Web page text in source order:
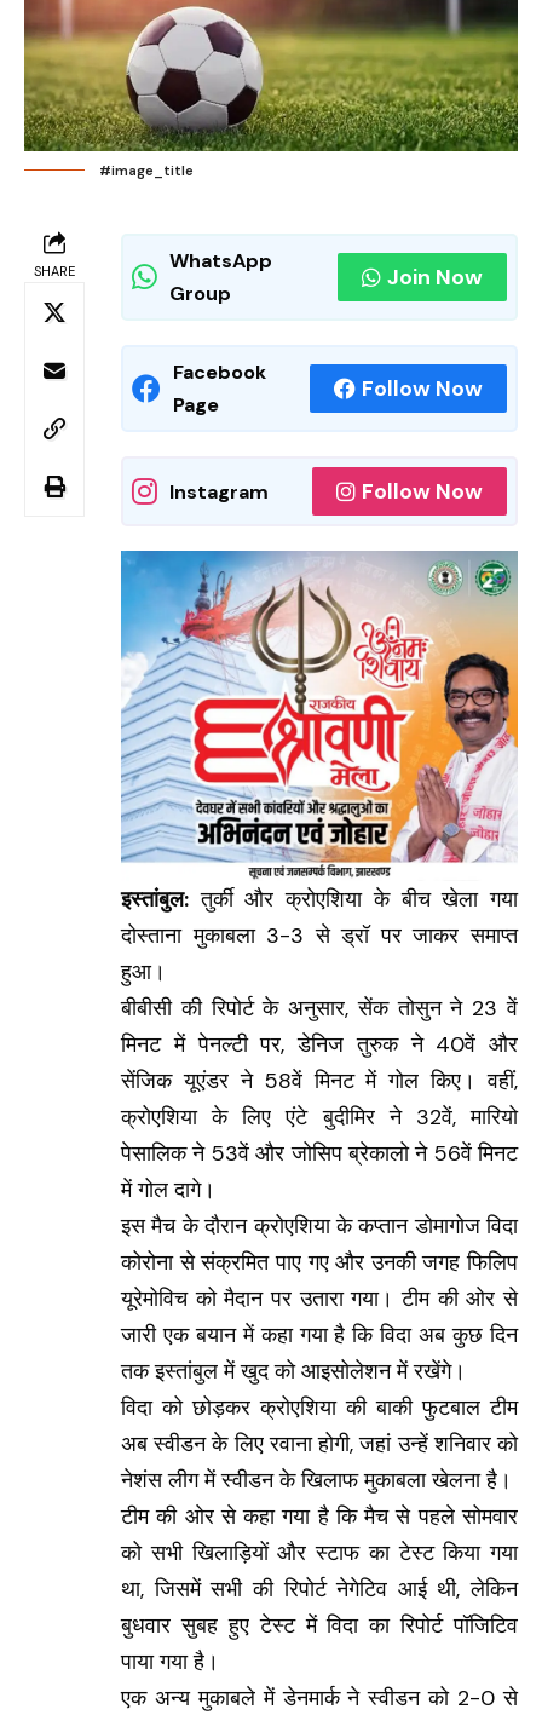
#image_title
SHARE
WhatsApp
Group
Join Now
Facebook
Page
Follow Now
Instagram Follow Now
इस्तांबुल: तुर्की और क्रोएशिया के बीच खेला गया
दोस्ताना मुकाबला 3-3 से ड्रॉ पर जाकर समाप्त
हुआ।
बीबीसी की रिपोर्ट के अनुसार, सेंक तोसुन ने 23 वें
मिनट में पेनल्टी पर, डेनिज तुरुक ने 40वें और
सेंजिक यूएंडर ने 58वें मिनट में गोल किए। वहीं,
क्रोएशिया के लिए एंटे बुदीमिर ने 32वें, मारियो
पेसालिक ने 53वें और जोसिप ब्रेकालो ने 56वें मिनट
में गोल दागे।
इस मैच के दौरान क्रोएशिया के कप्तान डोमागोज विदा
कोरोना से संक्रमित पाए गए और उनकी जगह फिलिप
यूरेमोविच को मैदान पर उतारा गया। टीम की ओर से
जारी एक बयान में कहा गया है कि विदा अब कुछ दिन
तक इस्तांबुल में खुद को आइसोलेशन में रखेंगे।
विदा को छोड़कर क्रोएशिया की बाकी फुटबाल टीम
अब स्वीडन के लिए रवाना होगी, जहां उन्हें शनिवार को
नेशंस लीग में स्वीडन के खिलाफ मुकाबला खेलना है।
टीम की ओर से कहा गया है कि मैच से पहले सोमवार
को सभी खिलाड़ियों और स्टाफ का टेस्ट किया गया
था, जिसमें सभी की रिपोर्ट नेगेटिव आई थी, लेकिन
बुधवार सुबह हुए टेस्ट में विदा का रिपोर्ट पॉजिटिव
पाया गया है।
एक अन्य मुकाबले में डेनमार्क ने स्वीडन को 2-0 से